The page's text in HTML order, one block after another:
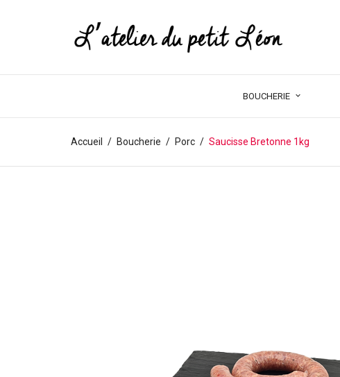
BOUCHERIE
Accueil Boucherie Porc Saucisse Bretonne 1kg